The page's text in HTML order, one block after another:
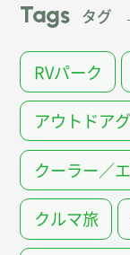
Tags タグ
RVパーク
アウトドア
クーラー／
クルマ旅